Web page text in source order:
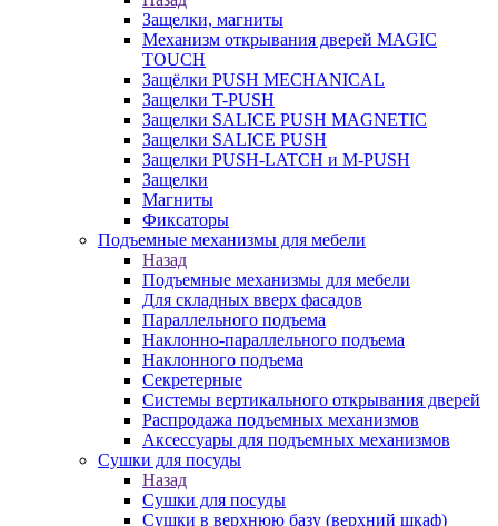
Защелки, магниты
Механизм открывания дверей MAGIC
TOUCH
Защёлки PUSH MECHANICAL
Защелки T-PUSH
Защелки SALICE PUSH MAGNETIC
Защелки SALICE PUSH
Защелки PUSH-LATCH и M-PUSH
Защелки
Магниты
Фиксаторы
Подъемные механизмы для мебели
Назад
Подъемные механизмы для мебели
Для складных вверх фасадов
Параллельного подъема
Наклонно-параллельного подъема
Наклонного подъема
Секретерные
Системы вертикального открывания дверей
Распродажа подъемных механизмов
Аксессуары для подъемных механизмов
Сушки для посуды
Назад
Сушки для посуды
Сушки в верхнюю базу (верхний шкаф)